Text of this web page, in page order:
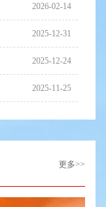
2026-02-14
2025-12-31
2025-12-24
2025-11-25
更多>>